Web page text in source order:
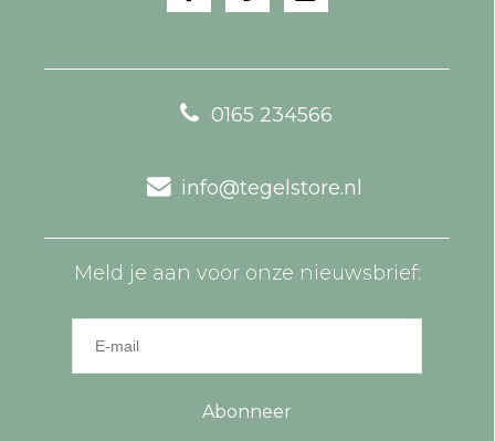
0165 234566
info@tegelstore.nl
Meld je aan voor onze nieuwsbrief:
Abonneer